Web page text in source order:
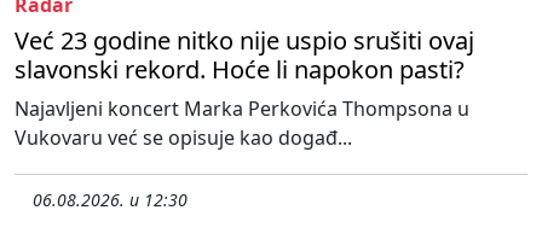
Već 23 godine nitko nije uspio srušiti ovaj
slavonski rekord. Hoće li napokon pasti?
Najavljeni koncert Marka Perkovića Thompsona u
Vukovaru već se opisuje kao događ...
06.08.2026. u 12:30